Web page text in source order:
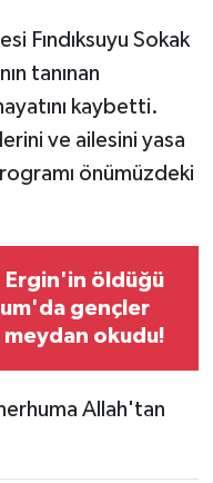
Fındıksuyu Sokak
tanınan
kaybetti.
ve ailesini yasa
önümüzdeki
Ergin'in öldüğü
gençler
meydan okudu!
Allah'tan